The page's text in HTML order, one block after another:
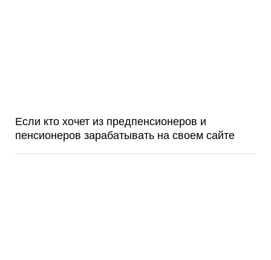
Если кто хочет из предпенсионеров и
пенсионеров зарабатывать на своем сайте